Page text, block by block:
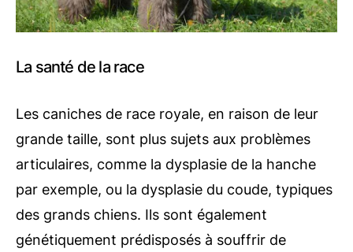
La santé de la race
Les caniches de race royale, en raison de leur
grande taille, sont plus sujets aux problèmes
articulaires, comme la dysplasie de la hanche
par exemple, ou la dysplasie du coude, typiques
des grands chiens. Ils sont également
génétiquement prédisposés à souffrir de